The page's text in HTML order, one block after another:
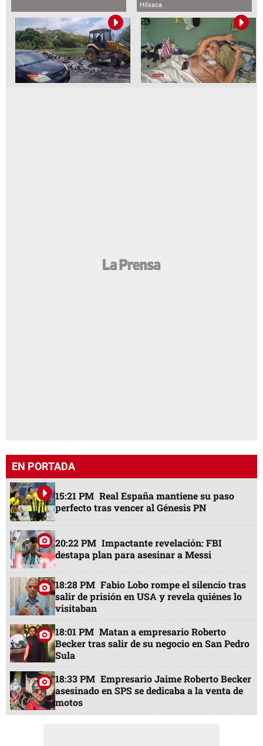
Hilsaca
EN PORTADA
15:21 PM Real España mantiene su paso
perfecto tras vencer al Génesis PN
20:22 PM Impactante revelación: FBI
destapa plan para asesinar a Messi
18:28 PM Fabio Lobo rompe el silencio tras
salir de prisión en USA y revela quiénes lo
visitaban
18:01 PM Matan a empresario Roberto
Becker tras salir de su negocio en San Pedro
Sula
18:33 PM Empresario Jaime Roberto Becker
asesinado en SPS se dedicaba a la venta de
motos